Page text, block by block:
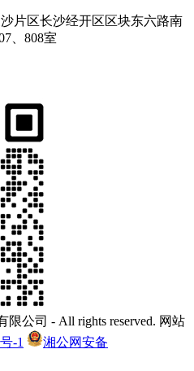
片区长沙经开区区块东六路南
、808室
公司 - All rights reserved. 网站
-1
湘公网安备